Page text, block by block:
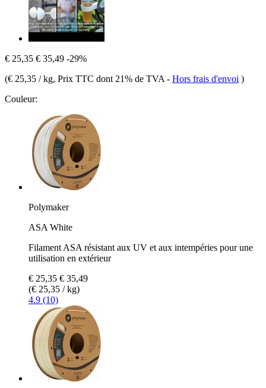
€ 25,35 € 35,49 -29%
(€ 25,35 / kg, Prix TTC dont 21% de TVA - Hors frais d'envoi )
Couleur:
Polymaker
ASA White
Filament ASA résistant aux UV et aux intempéries pour une
utilisation en extérieur
€ 25,35 € 35,49
(€ 25,35 / kg)
4.9 (10)